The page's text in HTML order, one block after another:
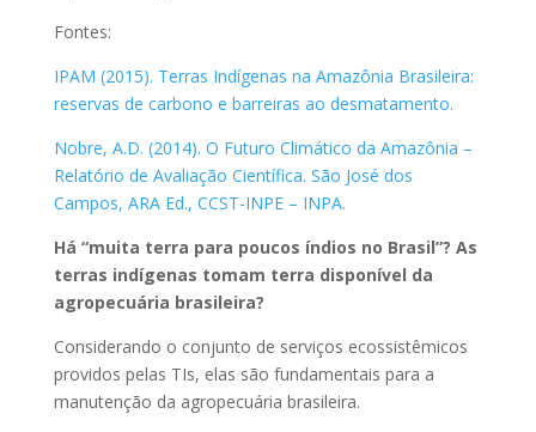
Fontes:
IPAM (2015). Terras Indígenas na Amazônia Brasileira:
reservas de carbono e barreiras ao desmatamento.
Nobre, A.D. (2014). O Futuro Climático da Amazônia –
Relatório de Avaliação Científica. São José dos
Campos, ARA Ed., CCST-INPE – INPA.
Há “muita terra para poucos índios no Brasil”? As
terras indígenas tomam terra disponível da
agropecuária brasileira?
Considerando o conjunto de serviços ecossistêmicos
providos pelas TIs, elas são fundamentais para a
manutenção da agropecuária brasileira.